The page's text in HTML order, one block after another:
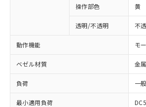
操作部色 黄
透明/不透明 不
動作機能 モ
ベゼル材質 金属
負荷 一
最小適用負荷